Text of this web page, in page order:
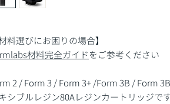
材料選びにお困りの場合】
材料完全ガイドをご参考ください
2 / Form 3 / Form 3+ /Form 3B / Form
シブルレジン80Aレジンカートリッジです